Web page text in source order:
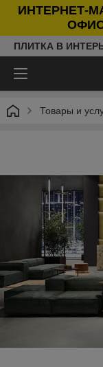
ИНТЕРНЕТ-
ПЛИТКА В
Товары и